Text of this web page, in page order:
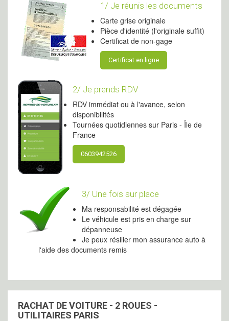
1/ Je réunis les documents
Carte grise originale
Pièce d'identité (l'originale suffit)
Certificat de non-gage
Certificat en ligne
2/ Je prends RDV
RDV immédiat ou à l'avance, selon
disponibilités
Tournées quotidiennes sur Paris - Île de
France
0603942526
3/ Une fois sur place
Ma responsabilité est dégagée
Le véhicule est pris en charge sur
dépanneuse
Je peux résilier mon assurance auto à
l'aide des documents remis
RACHAT DE VOITURE - 2 ROUES -
UTILITAIRES PARIS